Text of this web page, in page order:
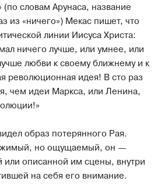
(по словам Арунаса, название
из «ничего») Мекас пишет, что
линии Иисуса Христа:
ничего лучше, или умнее, или
любви к своему ближнему и к
революционная идея! В сто раз
чем идеи Маркса, или Ленина,
образ потерянного Рая.
но ощущаемый, он —
или описанной им сцены, внутри
на себя его внимание.